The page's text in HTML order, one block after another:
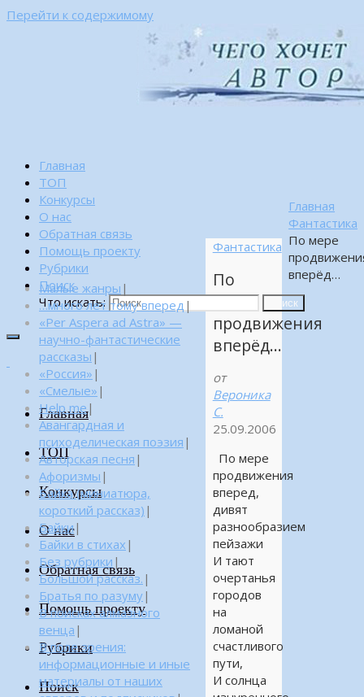
Перейти к содержимому
Главная
ТОП
Конкурсы
О нас
Обратная связь
Помощь проекту
Рубрики
Поиск
Что искать:
Поиск
Главная
ТОП
Конкурсы
О нас
Обратная связь
Помощь проекту
Рубрики
Поиск
Главная
Фантастика
По мере
вперёд…
Фантастика
По
мере
продвижения
вперёд…
от
Вероника
С.
25.09.2006
По мере
продвижения
вперед,
дивят
разнообразием
пейзажи
И тают
очертанья
городов
на
ломаной
счастливого
пути,
И солнца
Малые жанры |
…много лет тому вперед |
«Per Aspera ad Astra» —
научно-фантастические
рассказы |
«Россия» |
«Смелые» |
Help me|
Авангардная и
психоделическая поэзия |
Авторская песня |
Афоризмы |
Байка (миниатюра,
короткий рассказ) |
Байки|
Байки в стихах |
Без рубрики |
Большой рассказ. |
Братья по разуму|
В поисках алмазного
венца |
В поле зрения:
информационные и иные
материалы от наших